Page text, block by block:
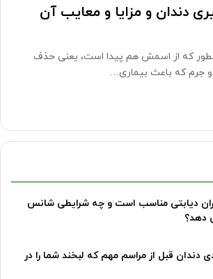
دندان و مزایا و معایب آن
که از اسمش هم پیدا است، یعنی حذف
جرم که باعث بیماری…
دیابتی مناسب است و چه شرایطی شانس
دهد؟
دندان قبل از مراسم مهم که لبخند شما را در